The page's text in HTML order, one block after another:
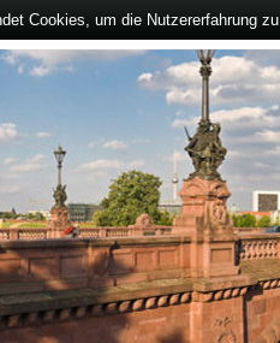
Cookies, um die Nutzererfahrung